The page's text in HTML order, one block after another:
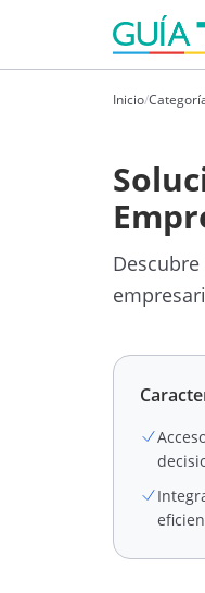
Inicio/